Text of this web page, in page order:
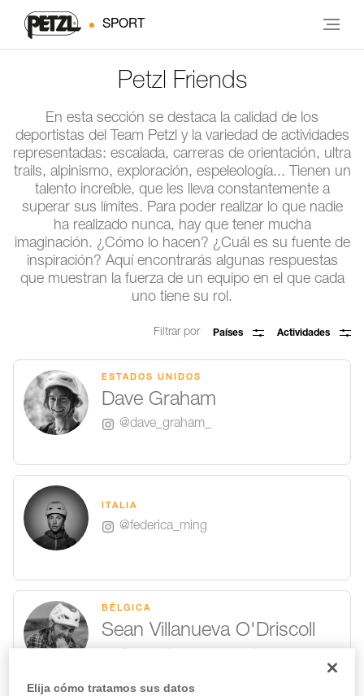
SPORT
Petzl Friends
En esta sección se destaca la calidad de los
deportistas del Team Petzl y la variedad de actividades
representadas: escalada, carreras de orientación, ultra
trails, alpinismo, exploración, espeleología... Tienen un
talento increíble, que les lleva constantemente a
superar sus límites. Para poder realizar lo que nadie
ha realizado nunca, hay que tener mucha
imaginación. ¿Cómo lo hacen? ¿Cuál es su fuente de
inspiración? Aquí encontrarás algunas respuestas
que muestran la fuerza de un equipo en el que cada
uno tiene su rol.
Filtrar por Países Actividades
ESTADOS UNIDOS
Dave Graham
@dave_graham_
ITALIA
@federica_ming
BÉLGICA
Sean Villanueva O'Driscoll
Elija cómo tratamos sus datos